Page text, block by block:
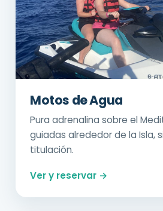
Motos de Agua
Pura adrenalina sobre el
guiadas alrededor de la Isla,
titulación.
Ver y reservar →